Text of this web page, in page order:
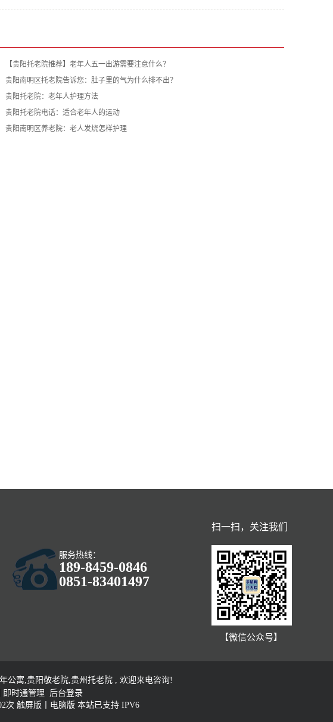
【贵阳托老院推荐】老年人五一出游需要注意什么？
贵阳南明区托老院告诉您：肚子里的气为什么排不出？
贵阳托老院：老年人护理方法
贵阳托老院电话：适合老年人的运动
贵阳南明区养老院：老人发烧怎样护理
服务热线：
189-8459-0846
0851-83401497
扫一扫，关注我们
【微信公众号】
寓,贵阳敬老院,贵州托老院 , 欢迎来电咨询!
即时通管理
后台登录
次 触屏版 电脑版 本站已支持 IPV6